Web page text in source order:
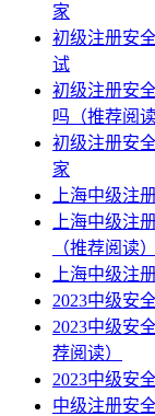
家
初级注册安
试
初级注册安
吗（推荐阅读
初级注册安
家
上海中级注
上海中级注
（推荐阅读）
上海中级注
2023中级安
2023中级安
荐阅读）
2023中级安
中级注册安